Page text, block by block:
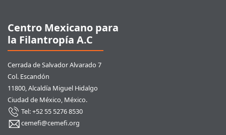
Centro Mexicano para
la Filantropía A.C
Cerrada de Salvador Alvarado 7
Col. Escandón
11800, Alcaldía Miguel Hidalgo
Ciudad de México, México.
Tel: +52 55 5276 8530
cemefi@cemefi.org